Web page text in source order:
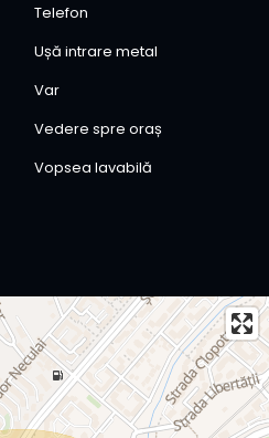
Telefon
Ușă intrare metal
Var
Vedere spre oraș
Vopsea lavabilă